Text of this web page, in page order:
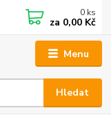
Menu
Hledat
0 ks
za 0,00 Kč